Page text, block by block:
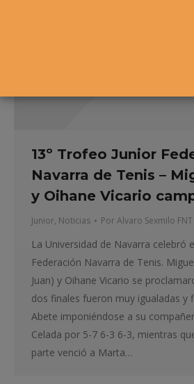
13º Trofeo Junior
Navarra de Tenis –
y Oihane Vicario
Junior, Noticias PorAlvaro Sexmilo FNT
La Universidad de Navarra celebró
Federación Navarra de Tenis.
Juan) y Oihane Vicario se
dos finales fueron muy igualadas y
Abete imponiéndose a su
Celada por 5-7 6-3 6-3, mientras
parte venció a Marta…